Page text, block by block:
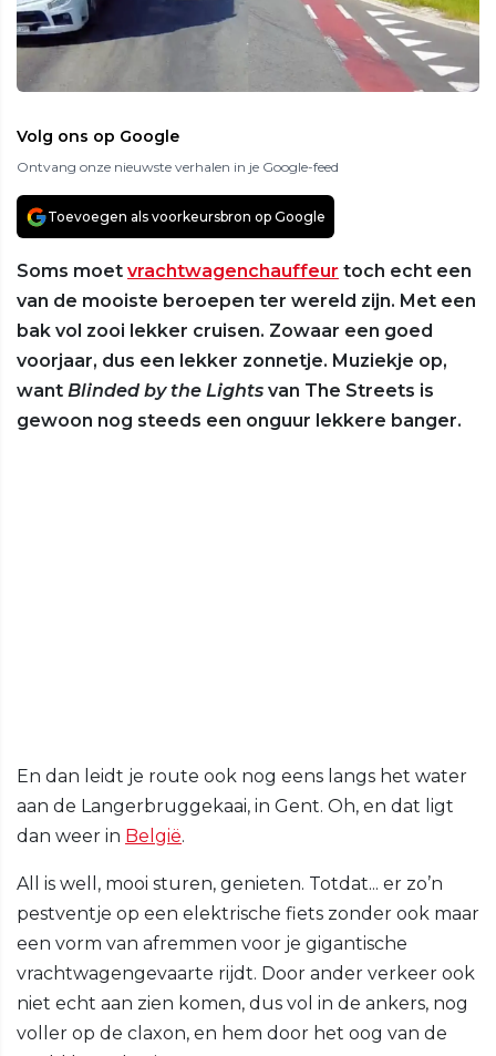
Volg ons op Google
Ontvang onze nieuwste verhalen in je Google-feed
Toevoegen als voorkeursbron op Google
Soms moet vrachtwagenchauffeur toch echt een
van de mooiste beroepen ter wereld zijn. Met een
bak vol zooi lekker cruisen. Zowaar een goed
voorjaar, dus een lekker zonnetje. Muziekje op,
want Blinded by the Lights van The Streets is
gewoon nog steeds een onguur lekkere banger.
En dan leidt je route ook nog eens langs het water
aan de Langerbruggekaai, in Gent. Oh, en dat ligt
dan weer in België.
All is well, mooi sturen, genieten. Totdat... er zo’n
pestventje op een elektrische fiets zonder ook maar
een vorm van afremmen voor je gigantische
vrachtwagengevaarte rijdt. Door ander verkeer ook
niet echt aan zien komen, dus vol in de ankers, nog
voller op de claxon, en hem door het oog van de